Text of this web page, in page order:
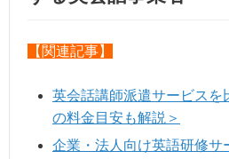
【関連記事】
英会話講師派遣サービスを
の料金目安も解説＞
企業・法人向け英語研修サ